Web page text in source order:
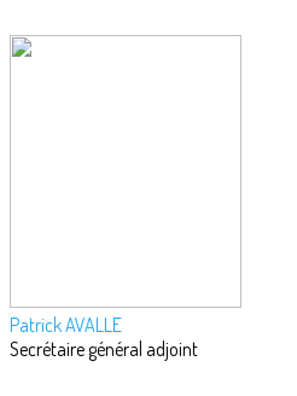
Patrick AVALLE
Secrétaire général adjoint